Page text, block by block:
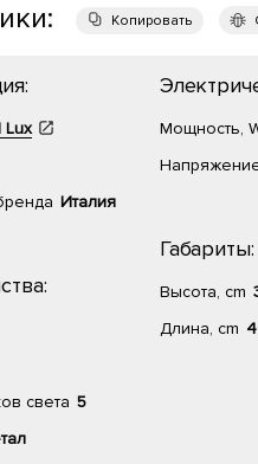
Копировать
Lux
Италия
света 5
Мощность,
Габариты:
Высота, cm
Длина, cm